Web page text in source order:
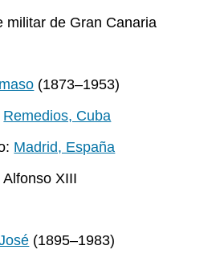
militar de Gran Canaria
(1873–1953)
Remedios, Cuba
Madrid, España
XIII
(1895–1983)